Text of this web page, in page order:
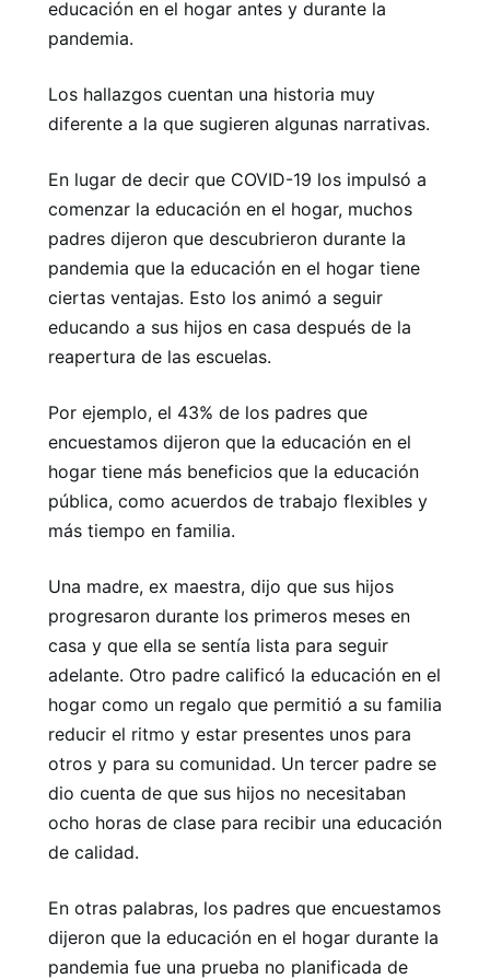
educación en el hogar antes y durante la
pandemia.
Los hallazgos cuentan una historia muy
diferente a la que sugieren algunas narrativas.
En lugar de decir que COVID-19 los impulsó a
comenzar la educación en el hogar, muchos
padres dijeron que descubrieron durante la
pandemia que la educación en el hogar tiene
ciertas ventajas. Esto los animó a seguir
educando a sus hijos en casa después de la
reapertura de las escuelas.
Por ejemplo, el 43% de los padres que
encuestamos dijeron que la educación en el
hogar tiene más beneficios que la educación
pública, como acuerdos de trabajo flexibles y
más tiempo en familia.
Una madre, ex maestra, dijo que sus hijos
progresaron durante los primeros meses en
casa y que ella se sentía lista para seguir
adelante. Otro padre calificó la educación en el
hogar como un regalo que permitió a su familia
reducir el ritmo y estar presentes unos para
otros y para su comunidad. Un tercer padre se
dio cuenta de que sus hijos no necesitaban
ocho horas de clase para recibir una educación
de calidad.
En otras palabras, los padres que encuestamos
dijeron que la educación en el hogar durante la
pandemia fue una prueba no planificada de